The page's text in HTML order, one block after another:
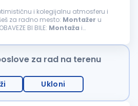
i kolegijalnu atmosferu i
za radno mesto: Montažer u
BI BILE: Montaža i
za rad na terenu
Ukloni